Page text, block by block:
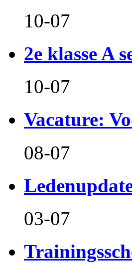
10-07
2e klasse A
10-07
Vacature:
08-07
03-07